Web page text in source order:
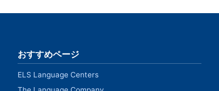
おすすめページ
ELS Language Centers